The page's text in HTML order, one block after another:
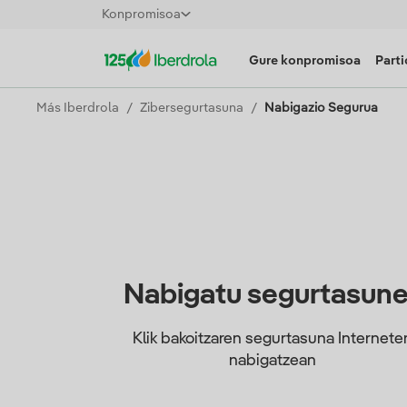
Konpromisoa
Gure konpromisoa
Más Iberdrola Zibersegurtasuna Nabigazio Segurua
Nabigatu
Klik bakoitzaren segurtasuna
nabigatzean